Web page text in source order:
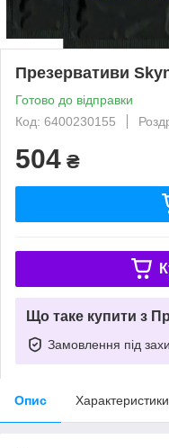
Презервативи
Готово до відправки
Код: 6400230155
504 ₴
Що таке купити з
Замовлення під
Опис Характеристики